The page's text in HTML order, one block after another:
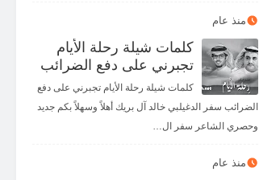
منذ عام
كلمات شيلة رحلة الأيام
تجبرني على دفع الضرائب
كلمات شيلة رحلة الأيام تجبرني على دفع
الضرائب سفر الدغيلبي خالد آل بريك أهلاً وسهلاً بكم جديد
وحصري الشاعر سفر ال…
منذ عام